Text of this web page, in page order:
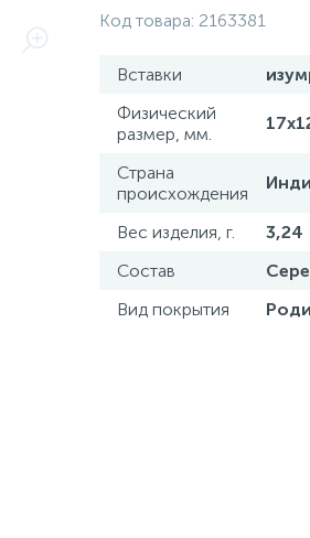
Код товара: 2163381
Вставки
Физический
размер, мм.
Страна
происхождения
Вес изделия, г.
3,24
Состав
Вид покрытия